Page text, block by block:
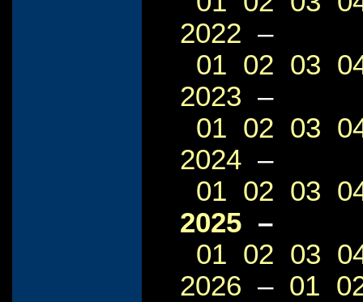
2022 –
01 02 03
2023 –
01 02 03
2024 –
01 02 03
2025 –
01 02 03
2026 – 01